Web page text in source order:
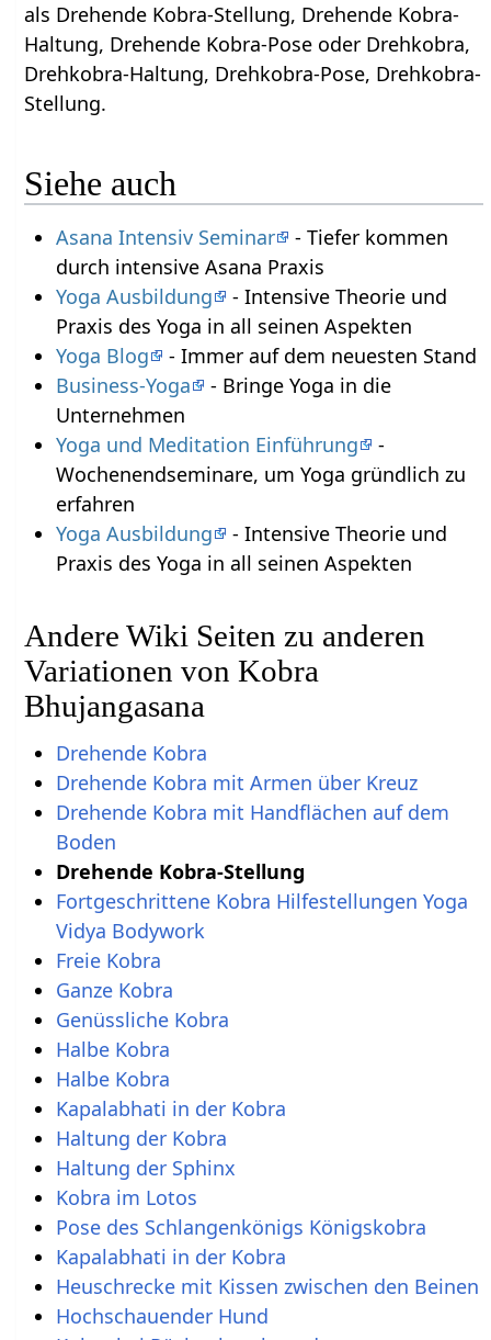
als Drehende Kobra-Stellung, Drehende Kobra-
Haltung, Drehende Kobra-Pose oder Drehkobra,
Drehkobra-Haltung, Drehkobra-Pose, Drehkobra-
Stellung.
Siehe auch
Asana Intensiv Seminar
- Tiefer kommen
durch intensive Asana Praxis
Yoga Ausbildung
- Intensive Theorie und
Praxis des Yoga in all seinen Aspekten
Yoga Blog
- Immer auf dem neuesten Stand
Business-Yoga
- Bringe Yoga in die
Unternehmen
Yoga und Meditation Einführung
-
Wochenendseminare, um Yoga gründlich zu
erfahren
Yoga Ausbildung
- Intensive Theorie und
Praxis des Yoga in all seinen Aspekten
Andere Wiki Seiten zu anderen
Variationen von Kobra
Bhujangasana
Drehende Kobra
Drehende Kobra mit Armen über Kreuz
Drehende Kobra mit Handflächen auf dem
Boden
Drehende Kobra-Stellung
Fortgeschrittene Kobra Hilfestellungen Yoga
Vidya Bodywork
Freie Kobra
Ganze Kobra
Genüssliche Kobra
Halbe Kobra
Halbe Kobra
Kapalabhati in der Kobra
Haltung der Kobra
Haltung der Sphinx
Kobra im Lotos
Pose des Schlangenkönigs Königskobra
Kapalabhati in der Kobra
Heuschrecke mit Kissen zwischen den Beinen
Hochschauender Hund